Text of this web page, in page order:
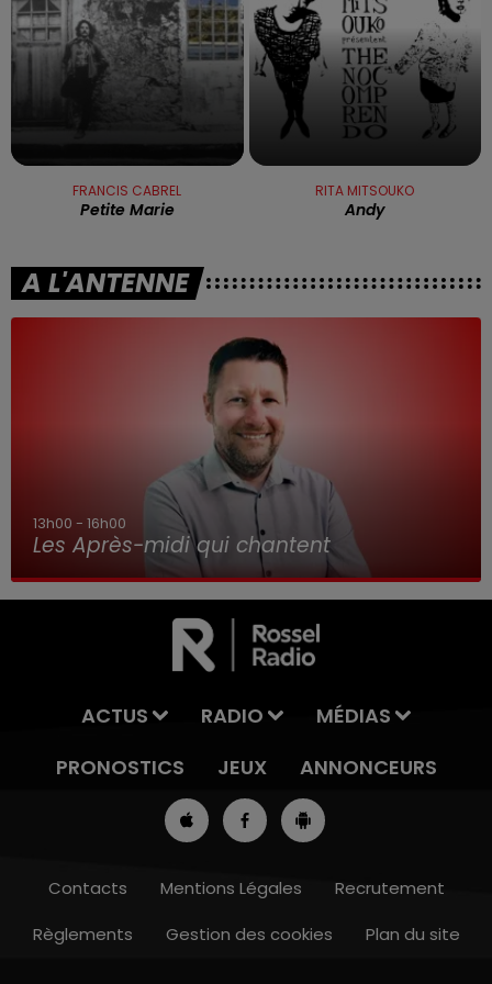
12h00 - 13h00
FRANCIS CABREL
Petite Marie
RITA MITSOUKO
Andy
A L'ANTENNE
16h00 - 19h00
Le Jukebox RDL
ACTUS RADIO
MÉDIAS
PRONOSTICS
JEUX ANNONCEURS
Contacts Mentions Légales
Recrutement
Règlements
Gestion des cookies Plan du site